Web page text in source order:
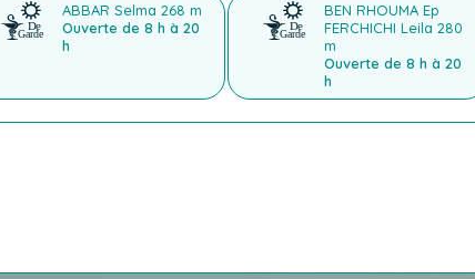
ABBAR Selma 268 m
Ouverte de 8 h à 20
h
BEN RHOUMA Ep
FERCHICHI Leila280
m
Ouverte de 8 h à 20
h